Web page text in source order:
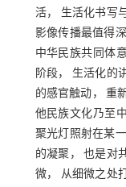
活， 生活化书写
影像传播最值得
中华民族共同体
阶段， 生活化的
的感官触动， 重
他民族文化乃至
聚光灯照射在某
的凝聚， 也是对
微， 从细微之处